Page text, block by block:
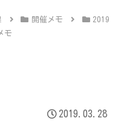
開催メモ
2019
モ
2019.03.28